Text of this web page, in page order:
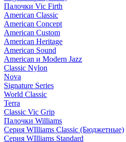
Палочки Vic Firth
American Classic
American Concept
American Custom
American Heritage
American Sound
American и Modern Jazz
Classic Nylon
Nova
Signature Series
World Classic
Terra
Classic Vic Grip
Палочки Williams
Серия WIlliams Classic (Бюджетные)
Серия WIlliams Standard